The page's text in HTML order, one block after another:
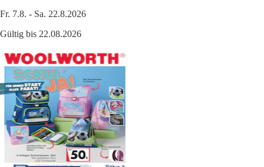
Fr. 7.8. - Sa. 22.8.2026
Gültig bis 22.08.2026